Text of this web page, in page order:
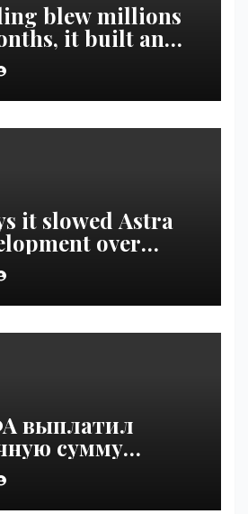
blew millions
it built an
tool |
it slowed Astra
over
| VseTime.ru
выплатил
сумму
Инфантино |